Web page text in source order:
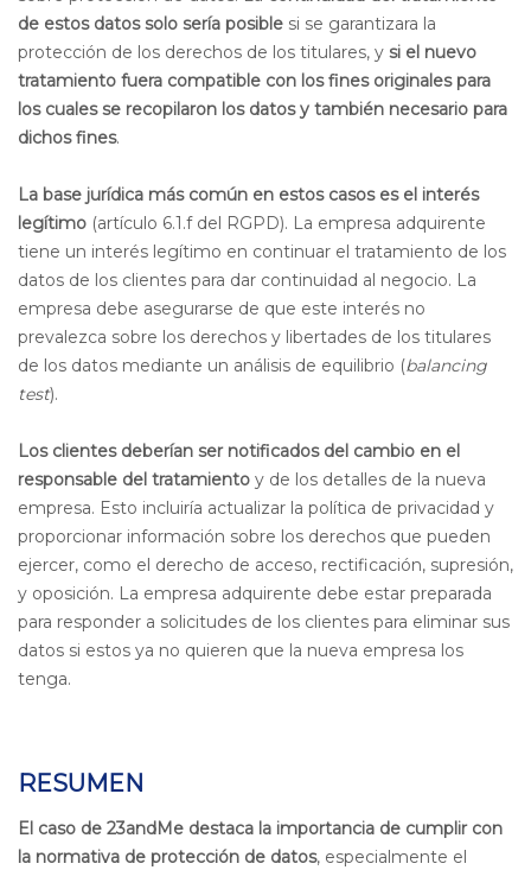
de estos datos solo sería posible si se garantizara la
protección de los derechos de los titulares, y si el nuevo
tratamiento fuera compatible con los fines originales para
los cuales se recopilaron los datos y también necesario para
dichos fines.
La base jurídica más común en estos casos es el interés
legítimo (artículo 6.1.f del RGPD). La empresa adquirente
tiene un interés legítimo en continuar el tratamiento de los
datos de los clientes para dar continuidad al negocio. La
empresa debe asegurarse de que este interés no
prevalezca sobre los derechos y libertades de los titulares
de los datos mediante un análisis de equilibrio (balancing
test).
Los clientes deberían ser notificados del cambio en el
responsable del tratamiento y de los detalles de la nueva
empresa. Esto incluiría actualizar la política de privacidad y
proporcionar información sobre los derechos que pueden
ejercer, como el derecho de acceso, rectificación, supresión,
y oposición. La empresa adquirente debe estar preparada
para responder a solicitudes de los clientes para eliminar sus
datos si estos ya no quieren que la nueva empresa los
tenga.
RESUMEN
El caso de 23andMe destaca la importancia de cumplir con
la normativa de protección de datos, especialmente el